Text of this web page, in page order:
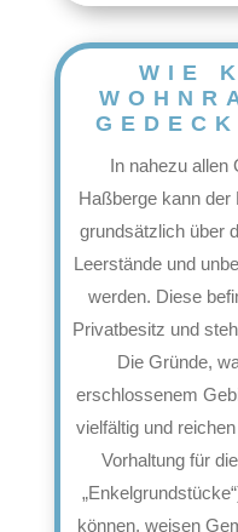
WIE
In nahezu allen
Haßberge kann der
grundsätzlich über
Leerstände und
werden. Diese
Privatbesitz und
Die Gründe,
erschlossenem
vielfältig und
Vorhaltung für
können, weisen